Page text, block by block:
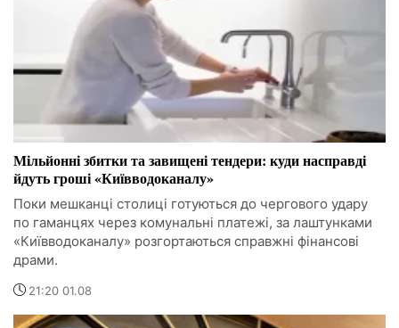
Мільйонні збитки та завищені тендери: куди насправді
йдуть гроші «Київводоканалу»
Поки мешканці столиці готуються до чергового удару
по гаманцях через комунальні платежі, за лаштунками
«Київводоканалу» розгортаються справжні фінансові
драми.
21:20 01.08